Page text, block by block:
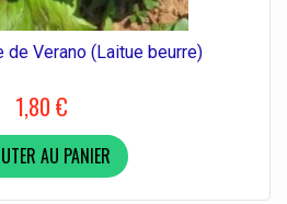
de Verano (Laitue beurre)
1,80 €
AU PANIER